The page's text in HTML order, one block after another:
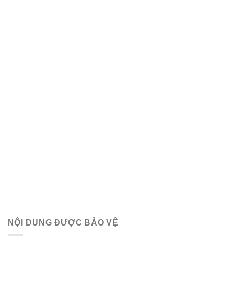
NỘI DUNG ĐƯỢC BẢO VỆ